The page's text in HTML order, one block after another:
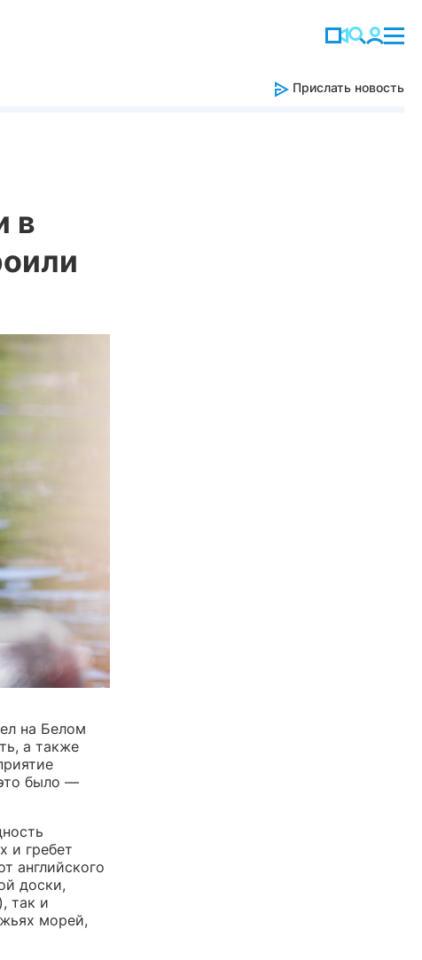
Прислать новость
в
на Белом
а также
было —
и гребет
английского
доски,
так и
морей,